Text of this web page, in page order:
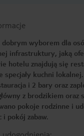
dobrym wyborem dla
infrastruktury, jaką
hotelu znajdują się
specjały kuchni
i 2 bary oraz
z brodzikiem oraz
pokoje rodzinne i
i pokój zabaw.